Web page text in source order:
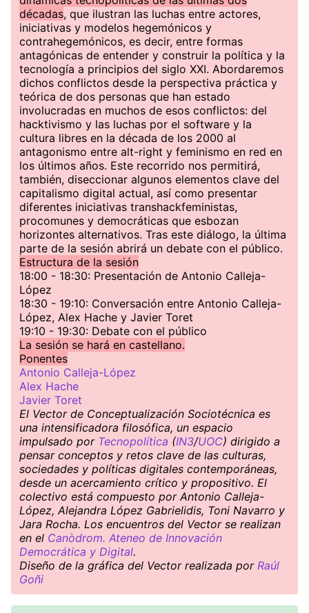
décadas, que ilustran las luchas entre actores,
iniciativas y modelos hegemónicos y
contrahegemónicos, es decir, entre formas
antagónicas de entender y construir la política y la
tecnología a principios del siglo XXI. Abordaremos
dichos conflictos desde la perspectiva práctica y
teórica de dos personas que han estado
involucradas en muchos de esos conflictos: del
hacktivismo y las luchas por el software y la
cultura libres en la década de los 2000 al
antagonismo entre alt-right y feminismo en red en
los últimos años. Este recorrido nos permitirá,
también, diseccionar algunos elementos clave del
capitalismo digital actual, así como presentar
diferentes iniciativas transhackfeministas,
procomunes y democráticas que esbozan
horizontes alternativos. Tras este diálogo, la última
parte de la sesión abrirá un debate con el público.
Estructura de la sesión
18:00 - 18:30: Presentación de Antonio Calleja-
López
18:30 - 19:10: Conversación entre Antonio Calleja-
López, Alex Hache y Javier Toret
19:10 - 19:30: Debate con el público
La sesión se hará en castellano.
Ponentes
Antonio Calleja-López
Alex Hache
Javier Toret
El Vector de Conceptualización Sociotécnica es
una intensificadora filosófica, un espacio
impulsado por Tecnopolítica (IN3/UOC) dirigido a
pensar conceptos y retos clave de las culturas,
sociedades y políticas digitales contemporáneas,
desde un acercamiento crítico y propositivo. El
colectivo está compuesto por Antonio Calleja-
López, Alejandra López Gabrielidis, Toni Navarro y
Jara Rocha. Los encuentros del Vector se realizan
en el Canòdrom. Ateneo de Innovación
Democrática y Digital.
Diseño de la gráfica del Vector realizada por Raúl
Goñi